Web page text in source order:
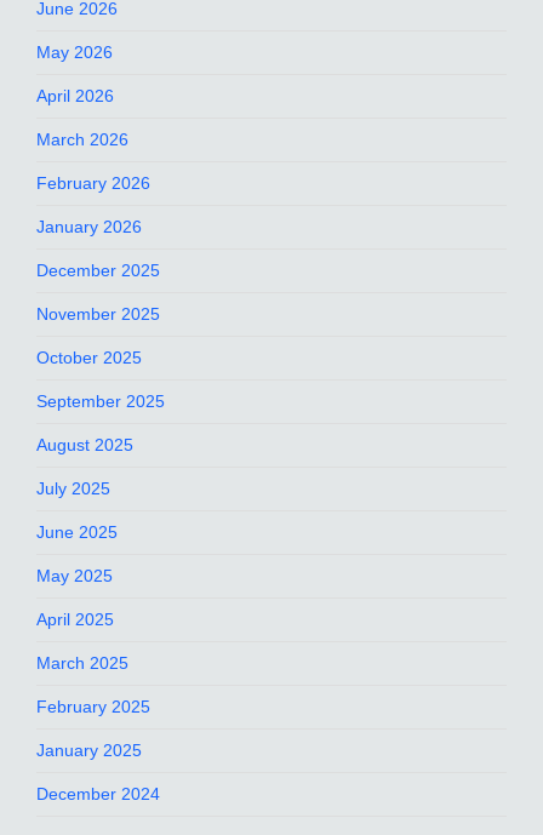
June 2026
May 2026
April 2026
March 2026
February 2026
January 2026
December 2025
November 2025
October 2025
September 2025
August 2025
July 2025
June 2025
May 2025
April 2025
March 2025
February 2025
January 2025
December 2024